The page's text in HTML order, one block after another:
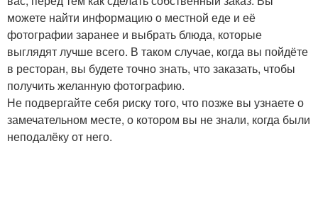
можете найти информацию о местной еде и её
фотографии заранее и выбрать блюда, которые
выглядят лучше всего. В таком случае, когда вы пойдёте
в ресторан, вы будете точно знать, что заказать, чтобы
получить желанную фотографию.
Не подвергайте себя риску того, что позже вы узнаете о
замечательном месте, о котором вы не знали, когда были
неподалёку от него.